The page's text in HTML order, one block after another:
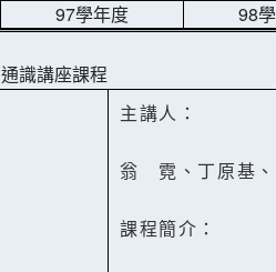
97學年度 98
通識講座課程
主講人：
翁 霓、丁原基、
課程簡介：